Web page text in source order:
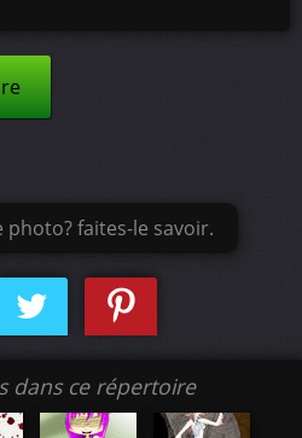
photo? faites-le savoir.
dans ce répertoire